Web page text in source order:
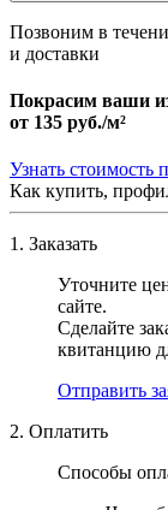
Позвоним в
и доставки
Покрасим ваши
от 135 руб./м²
Узнать стоимость
Как купить,
1. Заказать
Уточните
сайте.
Сделайте
квитанцию
Отправить
2. Оплатить
Способы